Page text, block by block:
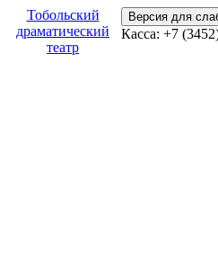
Тобольский
драматический
театр
Версия для
Касса: +7